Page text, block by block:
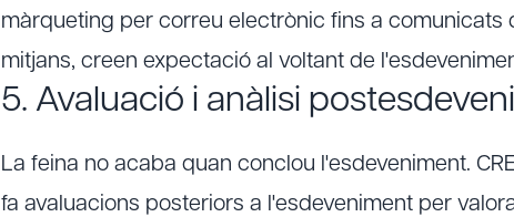
màrqueting per correu electrònic fins a comunicats
mitjans, creen expectació al voltant de
5. Avaluació i anàlisi
La feina no acaba quan conclou l'esdeveniment.
fa avaluacions posteriors a l'esdeveniment per